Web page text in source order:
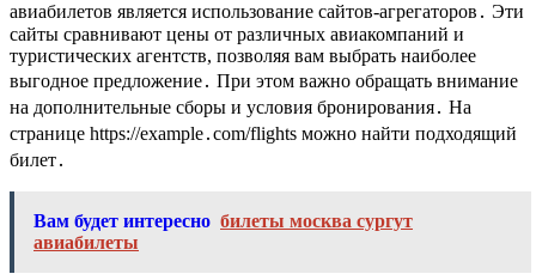
авиабилетов является использование сайтов-агрегаторов․ Эти
сайты сравнивают цены от различных авиакомпаний и
туристических агентств, позволяя вам выбрать наиболее
выгодное предложение․ При этом важно обращать внимание
на дополнительные сборы и условия бронирования․ На
странице https://example․com/flights можно найти подходящий
билет․
Вам будет интересно билеты москва сургут
авиабилеты